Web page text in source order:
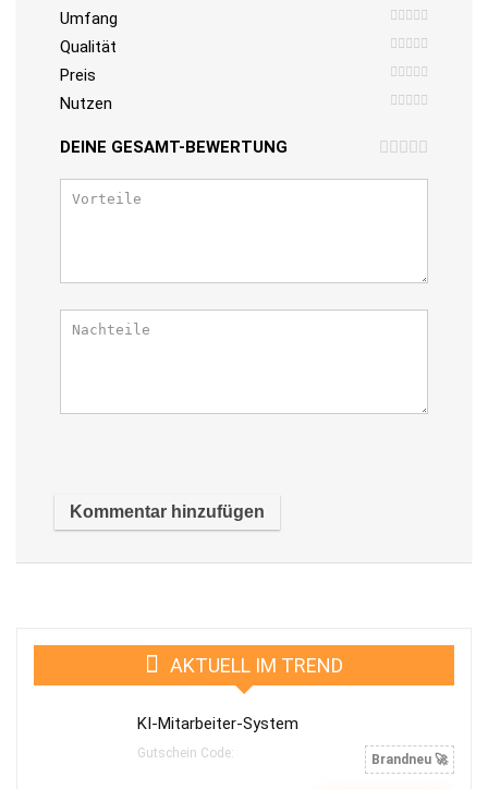
Umfang
Qualität
Preis
Nutzen
DEINE GESAMT-BEWERTUNG
AKTUELL IM TREND
KI-Mitarbeiter-System
Gutschein Code: Brandneu 🚀